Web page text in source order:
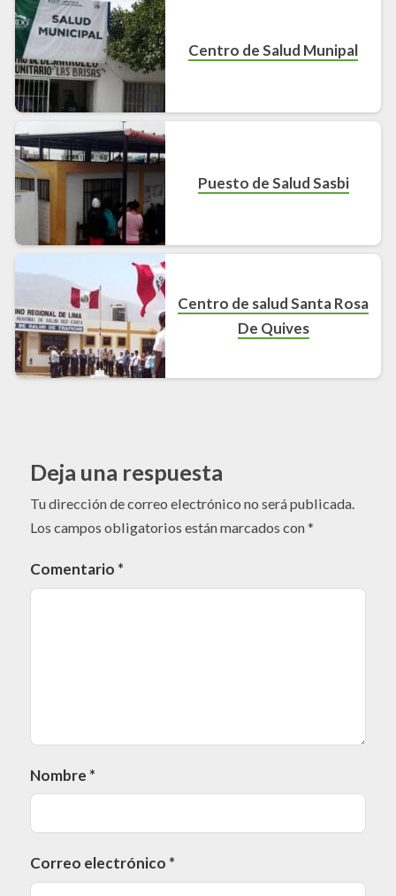
Centro de Salud Munipal
Puesto de Salud Sasbi
Centro de salud Santa Rosa
De Quives
Deja una respuesta
Tu dirección de correo electrónico no será publicada.
Los campos obligatorios están marcados con*
Comentario *
Nombre *
Correo electrónico *